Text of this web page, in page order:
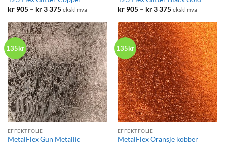
kr905 – kr3 375Prisområde:
til
kr 3
375
ekskl mva
kr905 – kr3 375Prisområde:
til
kr 3
375
ekskl mva
135kr
EFFEKTFOLIE
MetalFlex Gun Metallic
135kr
EFFEKTFOLIE
MetalFlex Oransje kobber